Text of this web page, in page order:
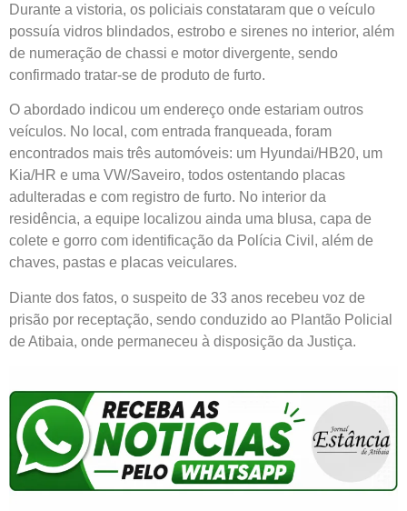
Durante a vistoria, os policiais constataram que o veículo
possuía vidros blindados, estrobo e sirenes no interior, além
de numeração de chassi e motor divergente, sendo
confirmado tratar-se de produto de furto.
O abordado indicou um endereço onde estariam outros
veículos. No local, com entrada franqueada, foram
encontrados mais três automóveis: um Hyundai/HB20, um
Kia/HR e uma VW/Saveiro, todos ostentando placas
adulteradas e com registro de furto. No interior da
residência, a equipe localizou ainda uma blusa, capa de
colete e gorro com identificação da Polícia Civil, além de
chaves, pastas e placas veiculares.
Diante dos fatos, o suspeito de 33 anos recebeu voz de
prisão por receptação, sendo conduzido ao Plantão Policial
de Atibaia, onde permaneceu à disposição da Justiça.